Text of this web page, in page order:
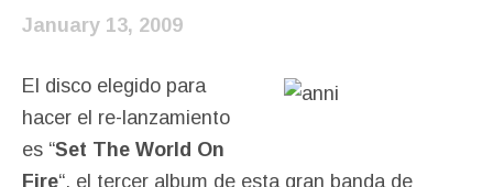
January 13, 2009
El disco elegido para
hacer el re-lanzamiento
es “Set The World On
Fire“, el tercer album de esta gran banda de